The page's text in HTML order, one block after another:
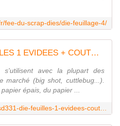
fee-du-scrap-dies/die-feuillage-4/
FDSD331 : DIE FEUILLES 1 EVIDEES + COUTURE Fée du Scrap
s'utilisent avec la plupart des
marché (big shot, cuttlebug...).
épais, du papier ...